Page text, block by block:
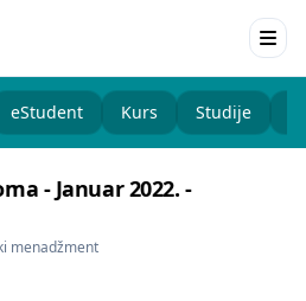
eStudent Kurs Studije
- Januar 2022. -
menadžment